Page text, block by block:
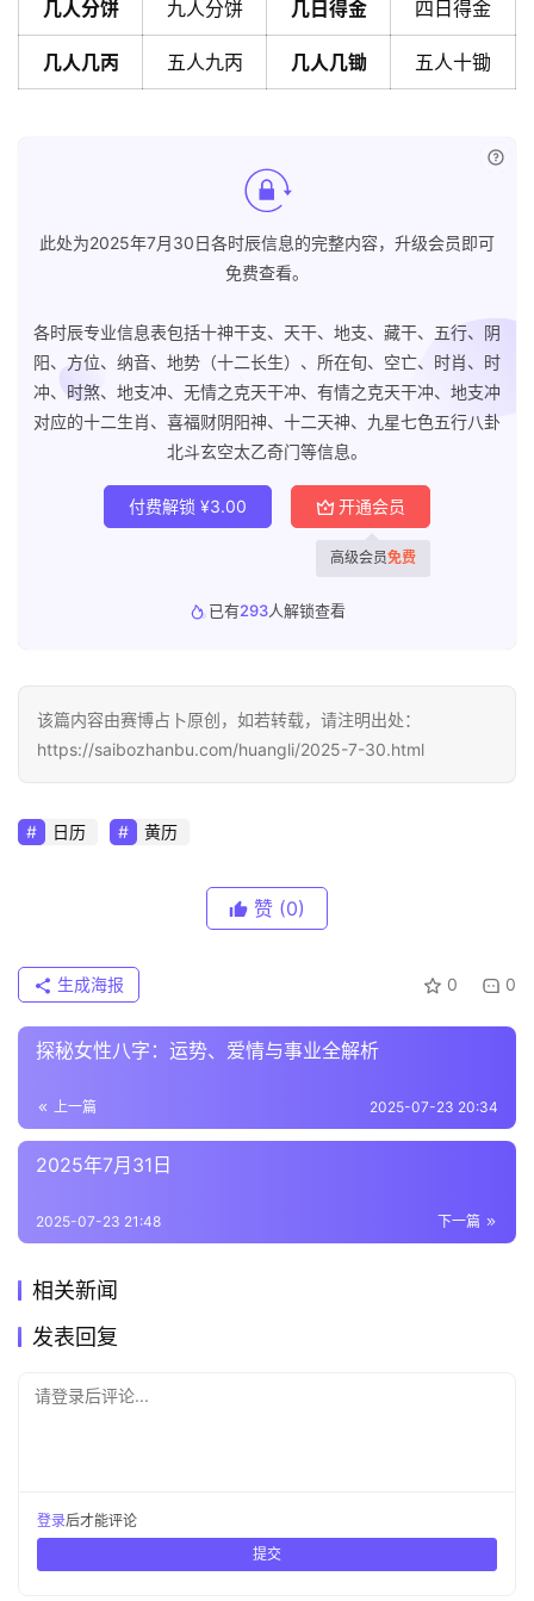
几人分饼 九人分饼 几日得金 四日得金
几人几丙 五人九丙 几人几锄 五人十锄
此处为2025年7月30日各时辰信息的完整内容，升级会员即可
免费查看。
各时辰专业信息表包括十神干支、天干、地支、藏干、五行、阴
阳、方位、纳音、地势（十二长生）、所在旬、空亡、时肖、时
冲、时煞、地支冲、无情之克天干冲、有情之克天干冲、地支冲
对应的十二生肖、喜福财阴阳神、十二天神、九星七色五行八卦
北斗玄空太乙奇门等信息。
付费解锁 ¥3.00 开通会员
高级会员免费
已有293人解锁查看
该篇内容由赛博占卜原创，如若转载，请注明出处：
https://saibozhanbu.com/huangli/2025-7-30.html
日历 黄历
赞 (0)
0 0
生成海报
探秘女性八字：运势、爱情与事业全解析
上一篇 2025-07-23 20:34
2025年7月31日
下一篇
2025-07-23 21:48
相关新闻
发表回复
请登录后评论...
登录后才能评论
提交